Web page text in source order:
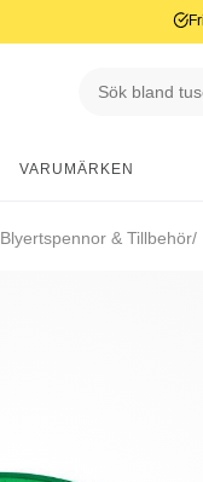
VARUMÄRKEN
Blyertspennor & Tillbehör